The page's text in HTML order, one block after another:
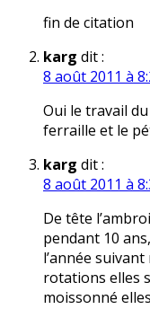
fin de citation
karg dit :
8 août 2011 à
Oui le travail
ferraille et le
karg dit :
8 août 2011 à
De tête
pendant 10
l’année
rotations elles
moissonné